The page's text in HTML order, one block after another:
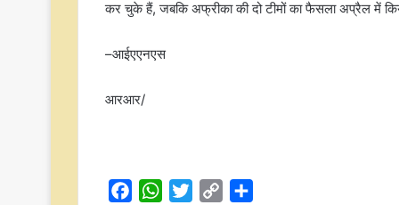
कर चुके हैं, जबकि अफ्रीका की दो टीमों का फैसला अप्रैल में
–आईएएनएस
आरआर/
W